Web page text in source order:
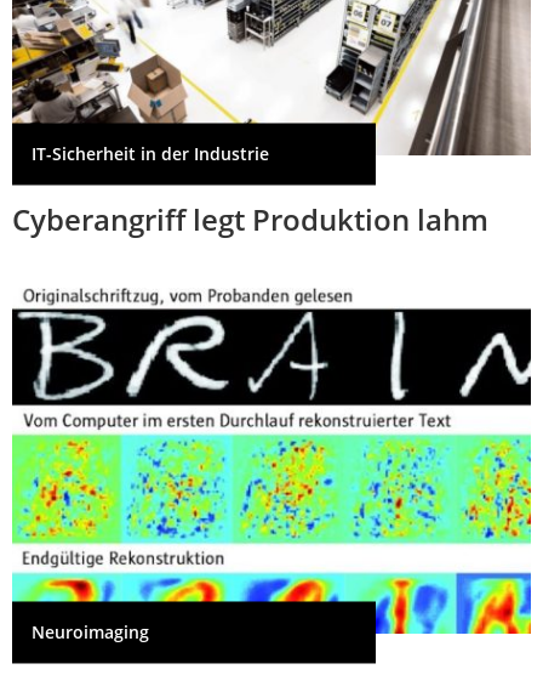
IT-Sicherheit in der Industrie
Cyberangriff legt Produktion lahm
Neuroimaging